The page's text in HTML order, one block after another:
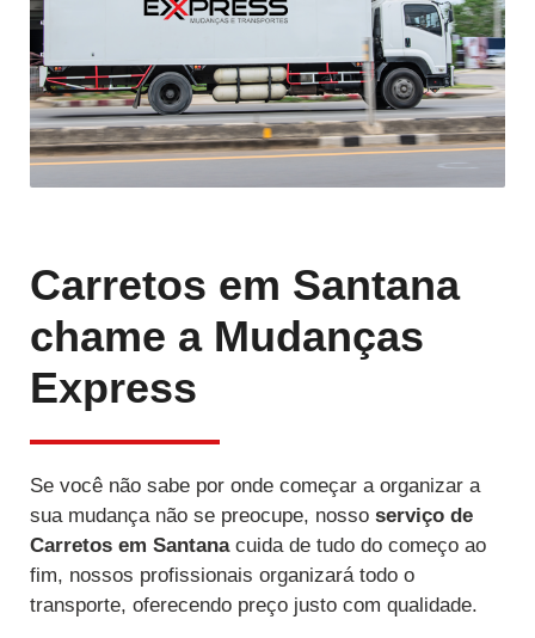
Carretos em Santana
chame a Mudanças
Express
Se você não sabe por onde começar a organizar a
sua mudança não se preocupe, nosso serviço de
Carretos em Santanacuida de tudo do começo ao
fim, nossos profissionais organizará todo o
transporte, oferecendo preço justo com qualidade.